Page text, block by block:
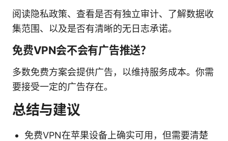
阅读隐私政策、查看是否有独立审计、了解数据收
集范围、以及是否有清晰的无日志承诺。
免费VPN会不会有广告推送？
多数免费方案会提供广告，以维持服务成本。你需
要接受一定的广告存在。
总结与建议
免费VPN在苹果设备上确实可用，但需要清楚